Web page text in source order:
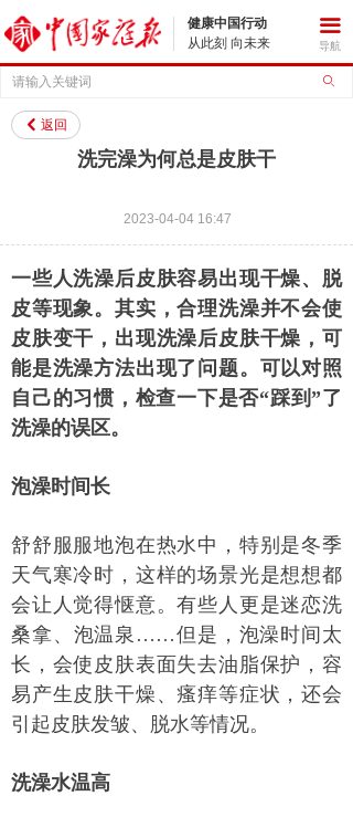
ꄙ
健康中国行动
从此刻 向未来
끀
导航
洗完澡为何总是皮肤干
낒 返回
2023-04-04 16:47
一些人洗澡后皮肤容易出现干燥、脱
皮等现象。其实，合理洗澡并不会使
皮肤变干，出现洗澡后皮肤干燥，可
能是洗澡方法出现了问题。可以对照
自己的习惯，检查一下是否“踩到”了
洗澡的误区。
泡澡时间长
舒舒服服地泡在热水中，特别是冬季
天气寒冷时，这样的场景光是想想都
会让人觉得惬意。有些人更是迷恋洗
桑拿、泡温泉……但是，泡澡时间太
长，会使皮肤表面失去油脂保护，容
易产生皮肤干燥、瘙痒等症状，还会
引起皮肤发皱、脱水等情况。
洗澡水温高